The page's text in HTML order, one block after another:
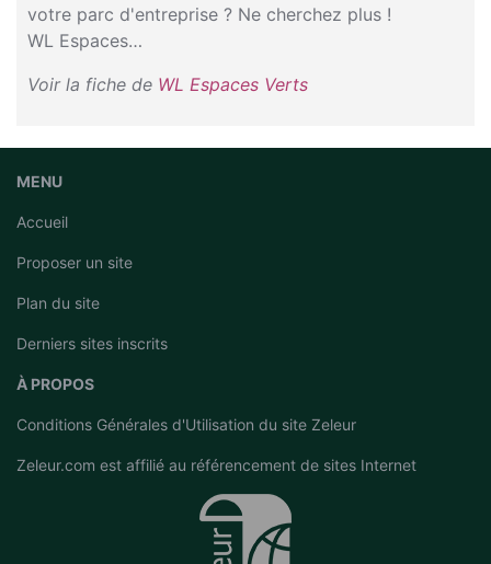
votre parc d'entreprise ? Ne cherchez plus !
WL Espaces…
Voir la fiche de WL Espaces Verts
MENU
Accueil
Proposer un site
Plan du site
Derniers sites inscrits
À PROPOS
Conditions Générales d'Utilisation du site Zeleur
Zeleur.com est affilié au référencement de sites Internet